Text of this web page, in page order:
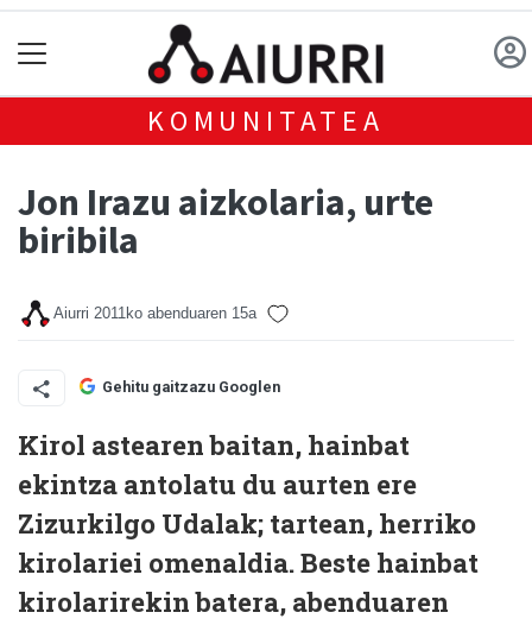
KOMUNITATEA
Jon Irazu aizkolaria, urte
biribila
Aiurri 2011ko abenduaren 15a
Gehitu gaitzazu Googlen
Kirol astearen baitan, hainbat
ekintza antolatu du aurten ere
Zizurkilgo Udalak; tartean, herriko
kirolariei omenaldia. Beste hainbat
kirolarirekin batera, abenduaren